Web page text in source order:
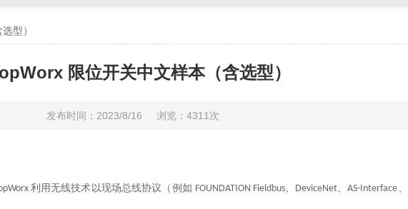
型）
限位开关中文样本（含选型）
发布时间：2023/8/16 浏览：4311次
利用无线技术以现场总线协议（例如 FOUNDATION Fieldbus、 DeviceNet、AS-Interface、